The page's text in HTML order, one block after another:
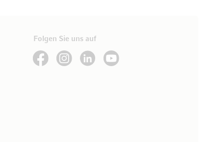
Folgen Sie uns auf
See our FacebookSee our Instagram account
See our LinkedInSee our YouTube channel